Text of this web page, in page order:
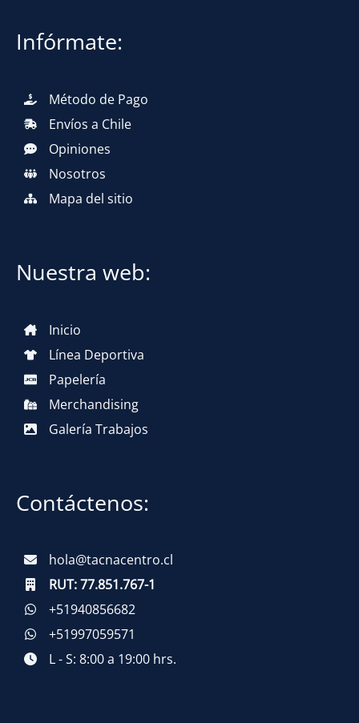
Infórmate:
Método de Pago
Envíos a Chile
Opiniones
Nosotros
Mapa del sitio
Nuestra web:
Inicio
Línea Deportiva
Papelería
Merchandising
Galería Trabajos
Contáctenos:
hola@tacnacentro.cl
RUT:77.851.767-1
+51940856682
+51997059571
L - S: 8:00 a 19:00 hrs.